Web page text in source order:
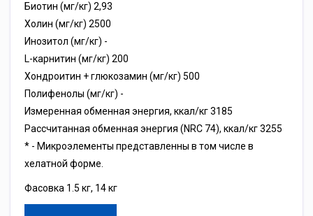
Биотин (мг/кг) 2,93
Холин (мг/кг) 2500
Инозитол (мг/кг) -
L-карнитин (мг/кг) 200
Хондроитин + глюкозамин (мг/кг) 500
Полифенолы (мг/кг) -
Измеренная обменная энергия, ккал/кг 3185
Рассчитанная обменная энергия (NRC 74), ккал/кг 3255
* - Микроэлементы представленны в том числе в
хелатной форме.
Фасовка 1.5 кг, 14 кг